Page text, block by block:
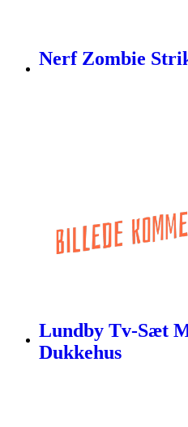
Nerf Zombie
Lundby Tv-Sæt
Dukkehus